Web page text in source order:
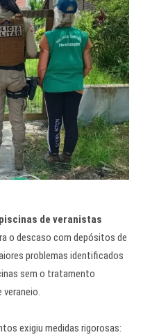
de veranistas
o descaso com depósitos de
problemas identificados
sem o tratamento
veraneio.
exigiu medidas rigorosas: